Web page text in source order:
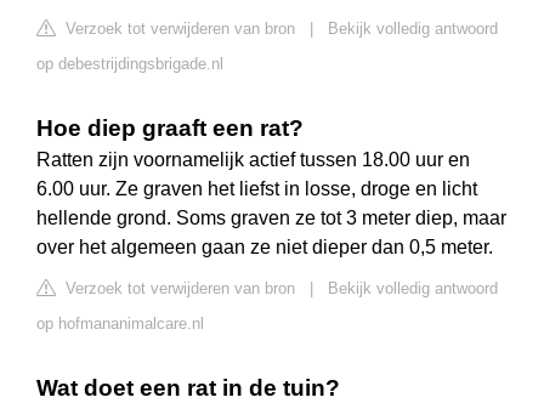
Verzoek tot verwijderen van bron
Bekijk volledig antwoord
op debestrijdingsbrigade.nl
Hoe diep graaft een rat?
Ratten zijn voornamelijk actief tussen 18.00 uur en
6.00 uur. Ze graven het liefst in losse, droge en licht
hellende grond. Soms graven ze tot 3 meter diep, maar
over het algemeen gaan ze niet dieper dan 0,5 meter.
Verzoek tot verwijderen van bron
Bekijk volledig antwoord
op hofmananimalcare.nl
Wat doet een rat in de tuin?